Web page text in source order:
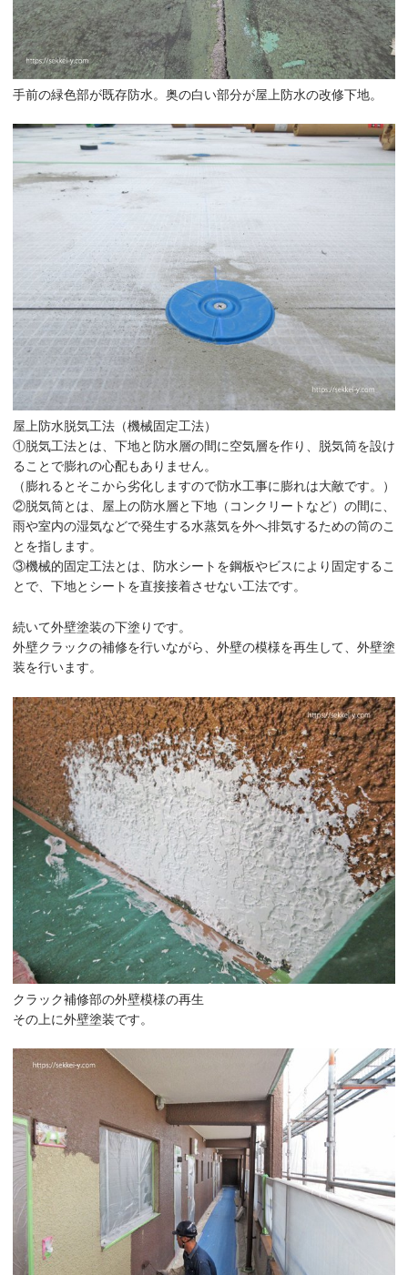
手前の緑色部が既存防水。奥の白い部分が屋上防水の改修下地。
屋上防水脱気工法（機械固定工法）
①脱気工法とは、下地と防水層の間に空気層を作り、脱気筒を設け
ることで膨れの心配もありません。
（膨れるとそこから劣化しますので防水工事に膨れは大敵です。）
②脱気筒とは、屋上の防水層と下地（コンクリートなど）の間に、
雨や室内の湿気などで発生する水蒸気を外へ排気するための筒のこ
とを指します。
③機械的固定工法とは、防水シートを鋼板やビスにより固定するこ
とで、下地とシートを直接接着させない工法です。
続いて外壁塗装の下塗りです。
外壁クラックの補修を行いながら、外壁の模様を再生して、外壁塗
装を行います。
クラック補修部の外壁模様の再生
その上に外壁塗装です。